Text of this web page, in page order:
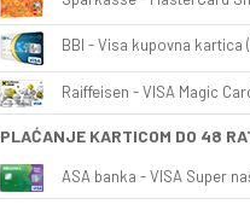
BBI - Visa kupovna kartica
Raiffeisen - VISA Magic
PLAĆANJE KARTICOM DO 48
ASA banka - VISA Super